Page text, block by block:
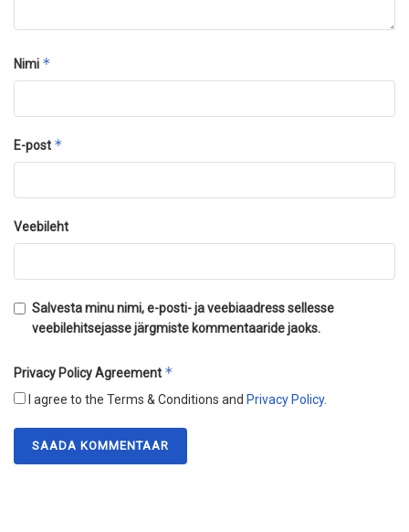
Nimi *
E-post *
Veebileht
Salvesta minu nimi, e-posti- ja veebiaadress sellesse
veebilehitsejasse järgmiste kommentaaride jaoks.
Privacy Policy Agreement *
I agree to the Terms & Conditions and Privacy Policy.